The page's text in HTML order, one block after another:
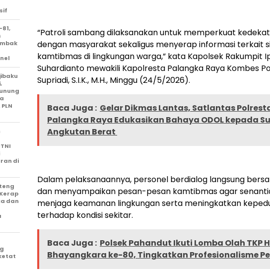
“Patroli sambang dilaksanakan untuk memperkuat
dengan masyarakat sekaligus menyerap informasi terkait
kamtibmas di lingkungan warga,” kata Kapolsek Rakumpit
Suhardianto mewakili Kapolresta Palangka Raya Kombes
Supriadi, S.I.K., M.H., Minggu (24/5/2026).
Baca Juga : Gelar Dikmas Lantas, Satlantas
Palangka Raya Edukasikan Bahaya ODOL kepada
Angkutan Berat
Dalam pelaksanaannya, personel berdialog langsung
dan menyampaikan pesan-pesan kamtibmas agar
menjaga keamanan lingkungan serta meningkatkan
terhadap kondisi sekitar.
Baca Juga : Polsek Pahandut Ikuti Lomba Olah TKP
Bhayangkara ke-80, Tingkatkan Profesionalisme
81,
di
dan